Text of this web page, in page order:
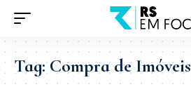
Tag:Compra de Imóveis